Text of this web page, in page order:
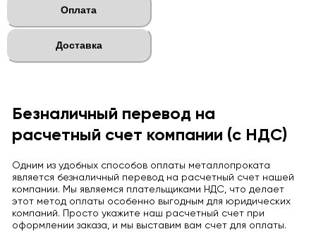
Оплата
Доставка
Безналичный перевод на
расчетный счет компании (с НДС)
Одним из удобных способов оплаты металлопроката
является безналичный перевод на расчетный счет нашей
компании. Мы являемся плательщиками НДС, что делает
этот метод оплаты особенно выгодным для юридических
компаний. Просто укажите наш расчетный счет при
оформлении заказа, и мы выставим вам счет для оплаты.